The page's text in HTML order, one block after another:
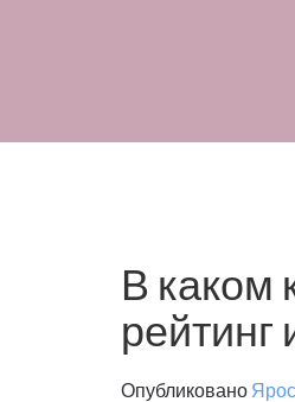
В каком
рейтинг
Опубликовано